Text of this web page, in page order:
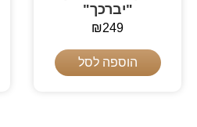
"יברכך"
₪249
הוספה לסל